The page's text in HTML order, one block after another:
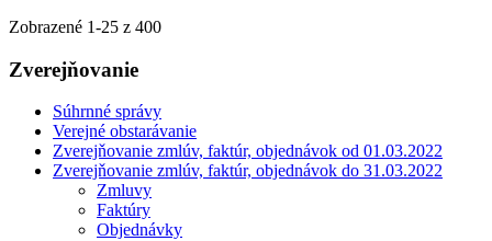
Zobrazené 1-25 z 400
Zverejňovanie
Súhrnné správy
Verejné obstarávanie
Zverejňovanie zmlúv, faktúr, objednávok od 01.03.2022
Zverejňovanie zmlúv, faktúr, objednávok do 31.03.2022
Zmluvy
Faktúry
Objednávky